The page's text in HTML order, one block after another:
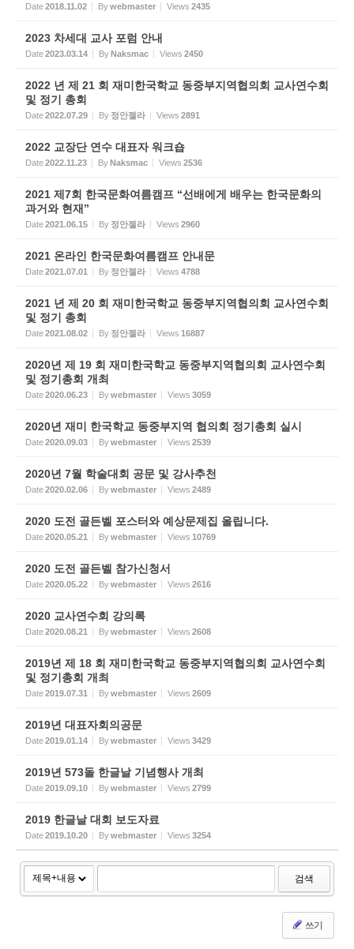
Date2018.11.02 Bywebmaster Views 2435
2023 차세대 교사 포럼 안내
Date2023.03.14 ByNaksmac Views 2450
2022 년 제 21 회 재미한국학교 동중부지역협의회 교사연수회
및 정기 총회
Date2022.07.29 By 정안젤라 Views 2891
2022 교장단 연수 대표자 워크숍
Date2022.11.23 ByNaksmac Views 2536
2021 제7회 한국문화여름캠프 “선배에게 배우는 한국문화의
과거와 현재”
Date2021.06.15 By 정안젤라 Views 2960
2021 온라인 한국문화여름캠프 안내문
Date2021.07.01 By 정안젤라 Views 4788
2021 년 제 20 회 재미한국학교 동중부지역협의회 교사연수회
및 정기 총회
Date2021.08.02 By 정안젤라 Views 16887
2020년 제 19 회 재미한국학교 동중부지역협의회 교사연수회
및 정기총회 개최
Date2020.06.23 Bywebmaster Views 3059
2020년 재미 한국학교 동중부지역 협의회 정기총회 실시
Date2020.09.03 Bywebmaster Views 2539
2020년 7월 학술대회 공문 및 강사추천
Date2020.02.06 Bywebmaster Views 2489
2020 도전 골든벨 포스터와 예상문제집 올립니다.
Date2020.05.21 Bywebmaster Views 10769
2020 도전 골든벨 참가신청서
Date2020.05.22 Bywebmaster Views 2616
2020 교사연수회 강의록
Date2020.08.21 Bywebmaster Views 2608
2019년 제 18 회 재미한국학교 동중부지역협의회 교사연수회
및 정기총회 개최
Date2019.07.31 Bywebmaster Views 2609
2019년 대표자회의공문
Date2019.01.14 Bywebmaster Views 3429
2019년 573돌 한글날 기념행사 개최
Date2019.09.10 Bywebmaster Views 2799
2019 한글날 대회 보도자료
Date2019.10.20 Bywebmaster Views 3254
검색
쓰기